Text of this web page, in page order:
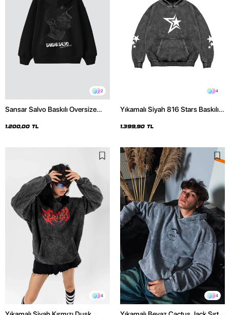
2
Sansar Salvo Baskılı Oversize
1.200,00 TL
4
Yıkamalı Siyah 816 Stars Baskılı
1.399,90 TL
4 4